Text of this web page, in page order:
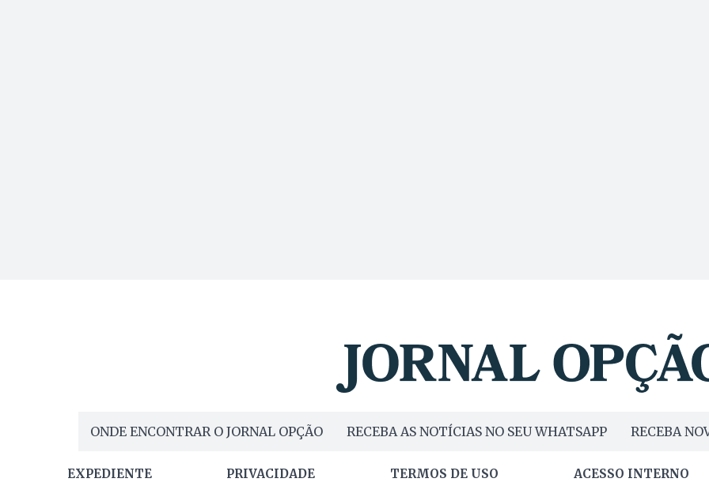
ONDE ENCONTRAR O JORNAL OPÇÃO RECEBA AS NOTÍCIAS NO SEU WHATSAPP RECEBA
EXPEDIENTE PRIVACIDADE TERMOS DE USO ACESSO INTERNO